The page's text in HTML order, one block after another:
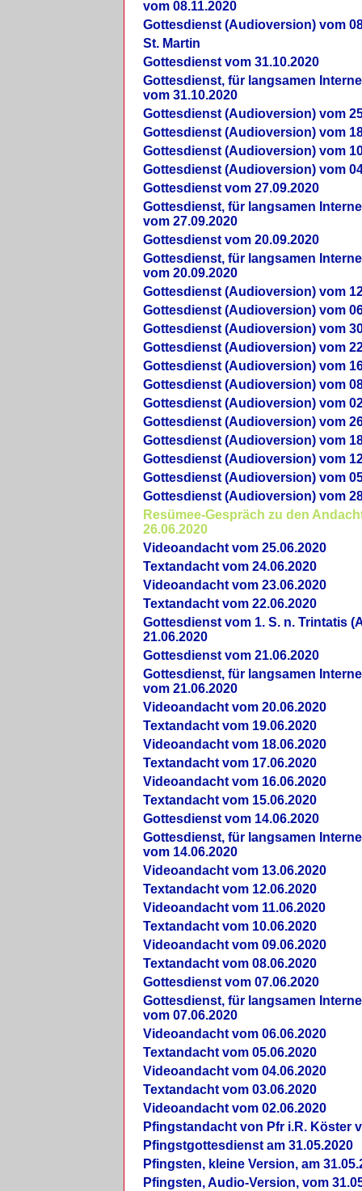
vom 08.11.2020
Gottesdienst (Audioversion) vom
St. Martin
Gottesdienst vom 31.10.2020
Gottesdienst, für langsamen
vom 31.10.2020
Gottesdienst (Audioversion) vom
Gottesdienst (Audioversion) vom
Gottesdienst (Audioversion) vom
Gottesdienst (Audioversion) vom
Gottesdienst vom 27.09.2020
Gottesdienst, für langsamen
vom 27.09.2020
Gottesdienst vom 20.09.2020
Gottesdienst, für langsamen
vom 20.09.2020
Gottesdienst (Audioversion) vom
Gottesdienst (Audioversion) vom
Gottesdienst (Audioversion) vom
Gottesdienst (Audioversion) vom
Gottesdienst (Audioversion) vom
Gottesdienst (Audioversion) vom
Gottesdienst (Audioversion) vom
Gottesdienst (Audioversion) vom
Gottesdienst (Audioversion) vom
Gottesdienst (Audioversion) vom
Gottesdienst (Audioversion) vom
Gottesdienst (Audioversion) vom
Re­sü­mee-Gespräch zu den
26.06.2020
Videoandacht vom 25.06.2020
Textandacht vom 24.06.2020
Videoandacht vom 23.06.2020
Textandacht vom 22.06.2020
Gottesdienst vom 1. S. n. Trintatis
21.06.2020
Gottesdienst vom 21.06.2020
Gottesdienst, für langsamen
vom 21.06.2020
Videoandacht vom 20.06.2020
Textandacht vom 19.06.2020
Videoandacht vom 18.06.2020
Textandacht vom 17.06.2020
Videoandacht vom 16.06.2020
Textandacht vom 15.06.2020
Gottesdienst vom 14.06.2020
Gottesdienst, für langsamen
vom 14.06.2020
Videoandacht vom 13.06.2020
Textandacht vom 12.06.2020
Videoandacht vom 11.06.2020
Textandacht vom 10.06.2020
Videoandacht vom 09.06.2020
Textandacht vom 08.06.2020
Gottesdienst vom 07.06.2020
Gottesdienst, für langsamen
vom 07.06.2020
Videoandacht vom 06.06.2020
Textandacht vom 05.06.2020
Videoandacht vom 04.06.2020
Textandacht vom 03.06.2020
Videoandacht vom 02.06.2020
Pfingstandacht von Pfr i.R. Köster
Pfingstgottesdienst am 31.05.2020
Pfingsten, kleine Version, am
Pfingsten, Audio-Version, vom